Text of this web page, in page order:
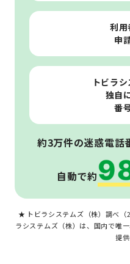
利用
申
トビラ
独自
番
約3万件の迷惑電話
自動で約
★ トビラシステムズ（株）調べ（
ラシステムズ（株）は、国内で唯
提供